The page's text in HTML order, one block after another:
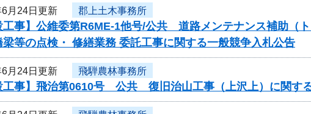
月24日更新 郡上土木事務所
工事】公維委第R6ME-1他号/公共 道路メンテナンス補助（
梁等の点検・ 修繕業務 委託工事に関する一般競争入札公告
月24日更新 飛騨農林事務所
工事】飛治第0610号 公共 復旧治山工事（上沢上）に関す